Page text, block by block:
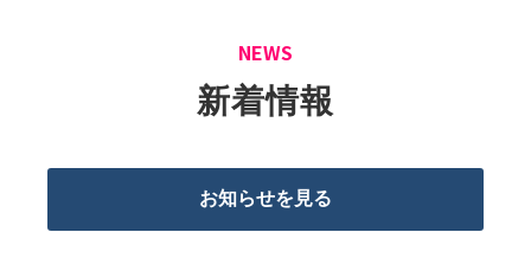
NEWS
新着情報
お知らせを見る